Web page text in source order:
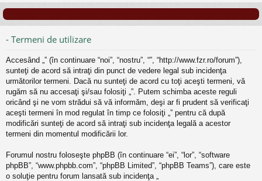
- Termeni de utilizare
Accesând „” (în continuare “noi”, “nostru”, “”, “http://www.fzr.ro/forum”),
sunteţi de acord să intraţi din punct de vedere legal sub incidenţa
următorilor termeni. Dacă nu sunteţi de acord cu toţi aceşti termeni, vă
rugăm să nu accesaţi şi/sau folosiţi „”. Putem schimba aceste reguli
oricând şi ne vom strădui să vă informăm, deşi ar fi prudent să verificaţi
aceşti termeni în mod regulat în timp ce folosiţi „” pentru că după
modificări sunteţi de acord să intraţi sub incidenţa legală a acestor
termeni din momentul modificării lor.
Forumul nostru foloseşte phpBB (în continuare “ei”, “lor”, “software
phpBB”, “www.phpbb.com”, “phpBB Limited”, “phpBB Teams”), care este
o soluţie pentru forum lansată sub incidenţa „